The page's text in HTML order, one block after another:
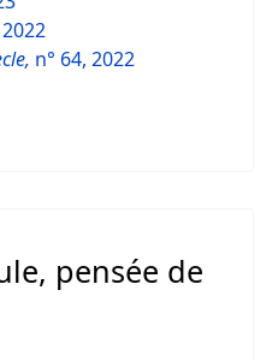
n° 64, 2022
pensée de